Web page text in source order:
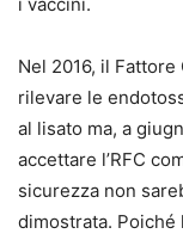
Nel 2016, il
rilevare le
al lisato ma, a
accettare l’RFC
sicurezza non
dimostrata.